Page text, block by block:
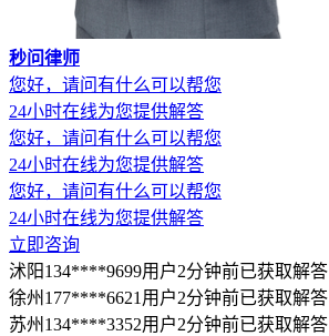
秒问律师
您好，请问有什么可以帮您
24小时在线为您提供解答
您好，请问有什么可以帮您
24小时在线为您提供解答
您好，请问有什么可以帮您
24小时在线为您提供解答
立即咨询
沭阳134****9699用户2分钟前已获取解答
徐州177****6621用户2分钟前已获取解答
苏州134****3352用户2分钟前已获取解答